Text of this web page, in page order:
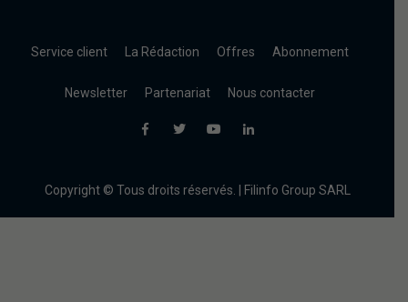
Service client La Rédaction Offres Abonnement
Newsletter Partenariat Nous contacter
Copyright © Tous droits réservés. | Filinfo Group SARL